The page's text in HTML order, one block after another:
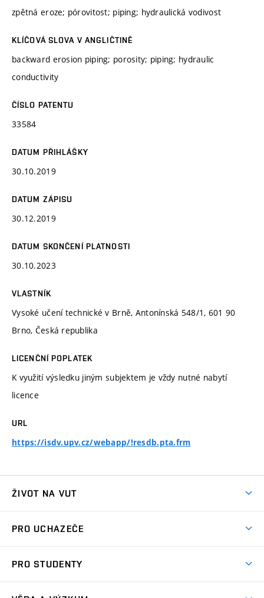
zpětná eroze; pórovitost; piping; hydraulická vodivost
KLÍČOVÁ SLOVA V ANGLIČTINĚ
backward erosion piping; porosity; piping; hydraulic
conductivity
ČÍSLO PATENTU
33584
DATUM PŘIHLÁŠKY
30.10.2019
DATUM ZÁPISU
30.12.2019
DATUM SKONČENÍ PLATNOSTI
30.10.2023
VLASTNÍK
Vysoké učení technické v Brně, Antonínská 548/1, 601 90
Brno, Česká republika
LICENČNÍ POPLATEK
K využití výsledku jiným subjektem je vždy nutné nabytí
licence
URL
https://isdv.upv.cz/webapp/!resdb.pta.frm
ŽIVOT NA VUT
Koleje
PRO UCHAZEČE
Dny otevřených dveří
PRO STUDENTY